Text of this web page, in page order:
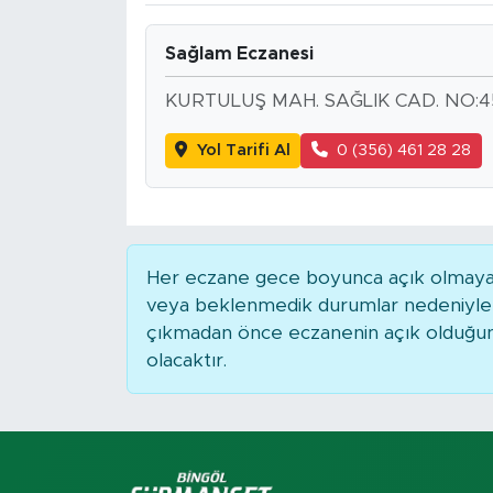
Sağlam Eczanesi
KURTULUŞ MAH. SAĞLIK CAD.
Yol Tarifi Al 0 (356) 461 28 28
Her eczane gece boyunca açık
veya beklenmedik durumlar
çıkmadan önce eczanenin açık
olacaktır.
Hava Durumu
Bingöl Kaza Haberleri